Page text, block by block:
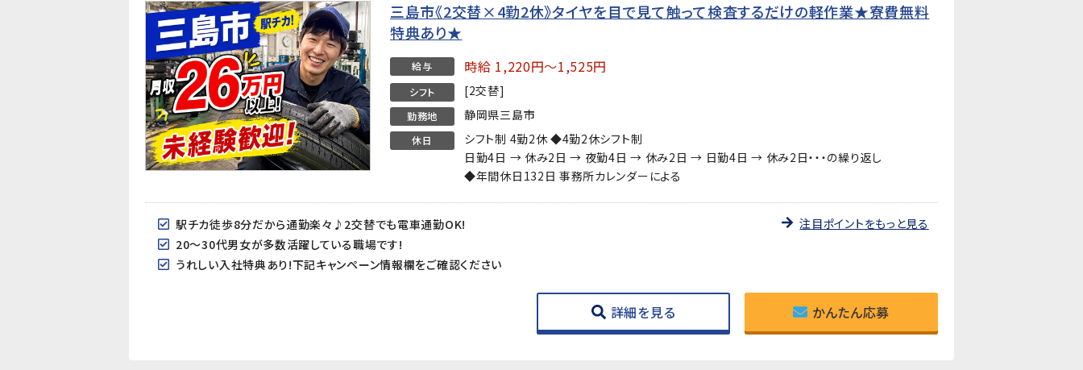
三島市《2交替×4勤2休》タイヤを目で見て触って検査するだけの軽作業★寮費無料
特典あり★
給与 時給 1,220円～1,525円
シフト [2交替]
勤務地 静岡県三島市
休日
シフト制 4勤2休 ◆4勤2休シフト制
日勤4日 → 休み2日 → 夜勤4日 → 休み2日 → 日勤4日 → 休み2日・・・の繰り返し
◆年間休日132日 事務所カレンダーによる
駅チカ徒歩8分だから通勤楽々♪2交替でも電車通勤OK!
20～30代男女が多数活躍している職場です!
うれしい入社特典あり!下記キャンペーン情報欄をご確認ください
注目ポイントをもっと見る
詳細を見る かんたん応募